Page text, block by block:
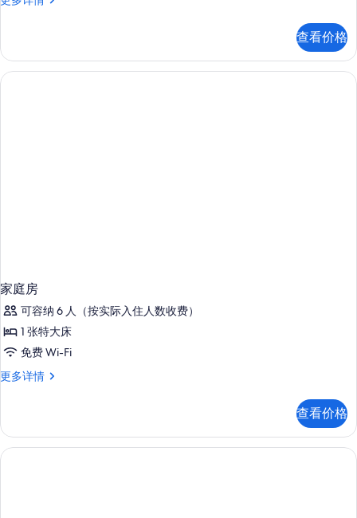
多
信
息
查看价格
家庭房
可容纳 6 人（按实际入住人数收费）
1 张特大床
免费 Wi-Fi
更多详情
家
多
信
息
查看价格